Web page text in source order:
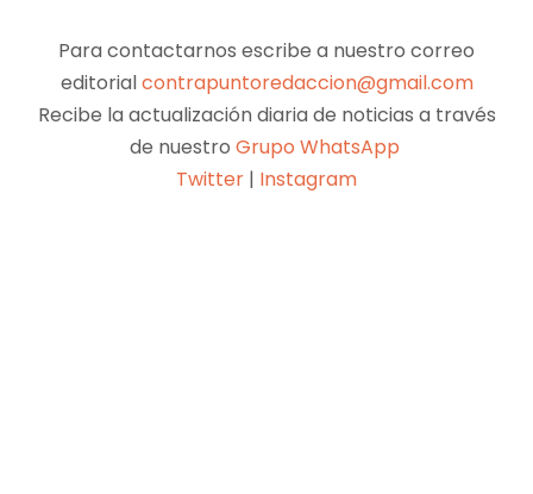
Para contactarnos escribe a nuestro correo
editorialcontrapuntoredaccion@gmail.com
Recibe la actualización diaria de noticias a través
de nuestro Grupo WhatsApp
Twitter | Instagram